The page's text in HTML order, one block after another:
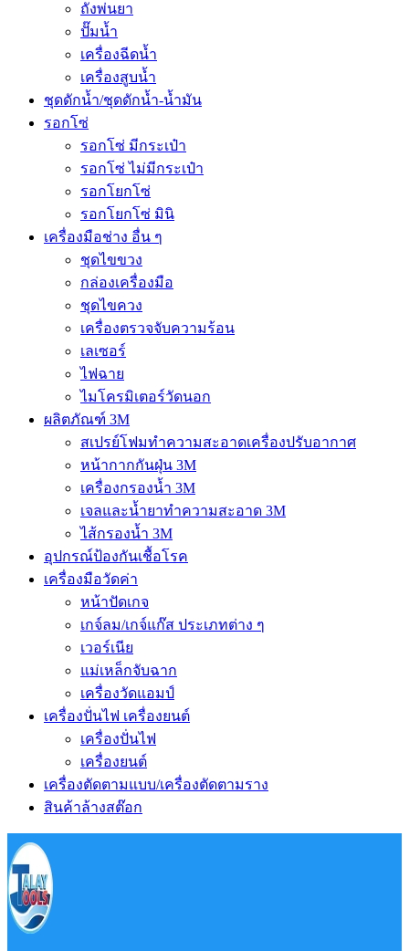
ถังพ่นยา
ปั๊มน้ำ
เครื่องฉีดน้ำ
เครื่องสูบน้ำ
ชุดดักน้ำ/ชุดดักน้ำ-น้ำมัน
รอกโซ่
รอกโซ่ มีกระเป๋า
รอกโซ่ ไม่มีกระเป๋า
รอกโยกโซ่
รอกโยกโซ่ มินิ
เครื่องมือช่าง อื่น ๆ
ชุดไขขวง
กล่องเครื่องมือ
ชุดไขควง
เครื่องตรวจจับความร้อน
เลเซอร์
ไฟฉาย
ไมโครมิเตอร์วัดนอก
ผลิตภัณฑ์ 3M
สเปรย์โฟมทำความสะอาดเครื่องปรับอากาศ
หน้ากากกันฝุ่น 3M
เครื่องกรองน้ำ 3M
เจลและน้ำยาทำความสะอาด 3M
ไส้กรองน้ำ 3M
อุปกรณ์ป้องกันเชื้อโรค
เครื่องมือวัดค่า
หน้าปัดเกจ
เกจ์ลม/เกจ์แก๊ส ประเภทต่าง ๆ
เวอร์เนีย
แม่เหล็กจับฉาก
เครื่องวัดแอมป์
เครื่องปั่นไฟ เครื่องยนต์
เครื่องปั่นไฟ
เครื่องยนต์
เครื่องตัดตามแบบ/เครื่องตัดตามราง
สินค้าล้างสต๊อก